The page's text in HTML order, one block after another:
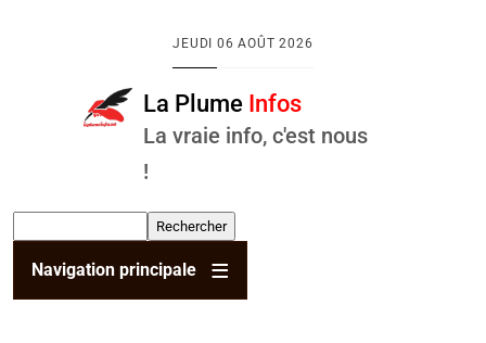
JEUDI06 AOÛT 2026
La Plume Infos
La vraie info, c'est nous
!
Navigation principale